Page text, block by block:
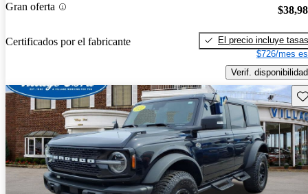
Gran oferta
Certificados por el fabricante
El precio incluye tasas
$726/mes
Verif. disponibilidad